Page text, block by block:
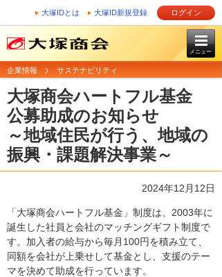
大塚IDとは 大塚ID新規登録 ログイン
メニュー
企業情報 サステナビリティ
大塚商会ハートフル基金
公募助成のお知らせ
～地域住民が行う、地域の
振興・課題解決事業～
2024年12月12日
「大塚商会ハートフル基金」制度は、2003年に
誕生した社員と会社のマッチングギフト制度で
す。加入者の給与から毎月100円を積み立て、
同額を会社が上乗せして基金とし、支援のテー
マを決めて助成を行っています。